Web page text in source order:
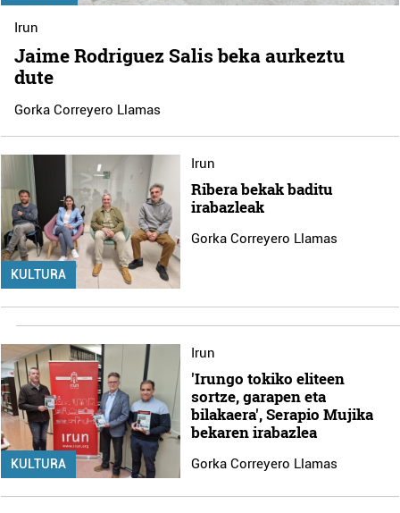
Irun
Jaime Rodriguez Salis beka aurkeztu
dute
Gorka Correyero Llamas
KULTURA
Irun
Ribera bekak baditu
irabazleak
Gorka Correyero Llamas
KULTURA
Irun
'Irungo tokiko eliteen
sortze, garapen eta
bilakaera', Serapio Mujika
bekaren irabazlea
Gorka Correyero Llamas